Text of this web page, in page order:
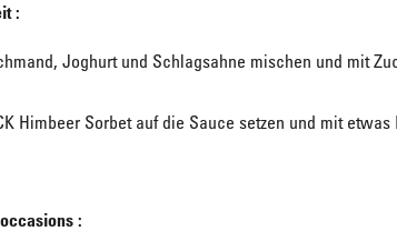
:
Joghurt und Schlagsahne mischen und mit
Himbeer Sorbet auf die Sauce setzen und mit
: